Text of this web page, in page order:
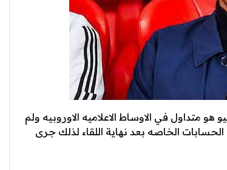
متداول في الاوساط الاعلاميه الاوروبيه ولم
الخاصه بعد نهاية اللقاء لذلك جرى